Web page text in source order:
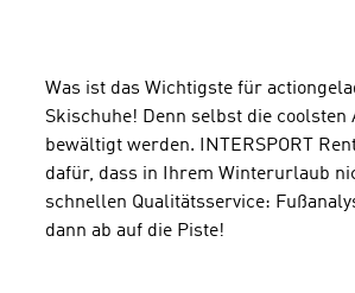
Was ist das Wichtigste für
Skischuhe! Denn selbst die
bewältigt werden. INTERSPORT
dafür, dass in Ihrem Winterurlaub
schnellen Qualitätsservice:
dann ab auf die Piste!